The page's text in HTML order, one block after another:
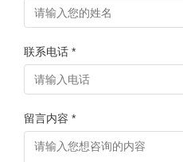
联系电话 *
留言内容 *